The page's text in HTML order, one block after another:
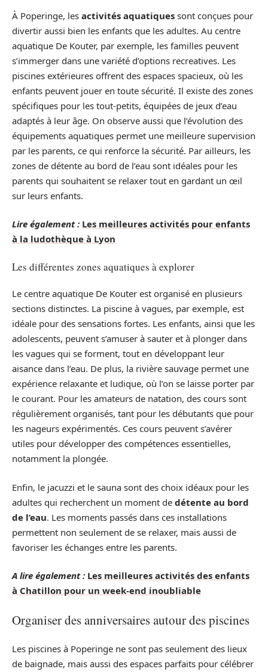
À Poperinge, les activités aquatiques sont conçues pour
divertir aussi bien les enfants que les adultes. Au centre
aquatique De Kouter, par exemple, les familles peuvent
s’immerger dans une variété d’options recreatives. Les
piscines extérieures offrent des espaces spacieux, où les
enfants peuvent jouer en toute sécurité. Il existe des zones
spécifiques pour les tout-petits, équipées de jeux d’eau
adaptés à leur âge. On observe aussi que l’évolution des
équipements aquatiques permet une meilleure supervision
par les parents, ce qui renforce la sécurité. Par ailleurs, les
zones de détente au bord de l’eau sont idéales pour les
parents qui souhaitent se relaxer tout en gardant un œil
sur leurs enfants.
Lire également : Les meilleures activités pour enfants
à la ludothèque à Lyon
Les différentes zones aquatiques à explorer
Le centre aquatique De Kouter est organisé en plusieurs
sections distinctes. La piscine à vagues, par exemple, est
idéale pour des sensations fortes. Les enfants, ainsi que les
adolescents, peuvent s’amuser à sauter et à plonger dans
les vagues qui se forment, tout en développant leur
aisance dans l’eau. De plus, la rivière sauvage permet une
expérience relaxante et ludique, où l’on se laisse porter par
le courant. Pour les amateurs de natation, des cours sont
régulièrement organisés, tant pour les débutants que pour
les nageurs expérimentés. Ces cours peuvent s’avérer
utiles pour développer des compétences essentielles,
notamment la plongée.
Enfin, le jacuzzi et le sauna sont des choix idéaux pour les
adultes qui recherchent un moment de détente au bord
de l’eau. Les moments passés dans ces installations
permettent non seulement de se relaxer, mais aussi de
favoriser les échanges entre les parents.
A lire également : Les meilleures activités des enfants
à Chatillon pour un week-end inoubliable
Organiser des anniversaires autour des piscines
Les piscines à Poperinge ne sont pas seulement des lieux
de baignade, mais aussi des espaces parfaits pour célébrer